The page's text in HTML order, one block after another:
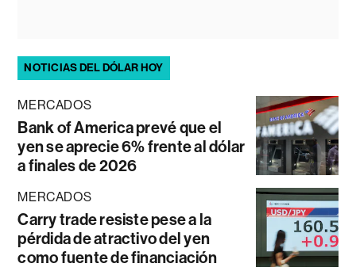
NOTICIAS DEL DÓLAR HOY
MERCADOS
Bank of America prevé que el
yen se aprecie 6% frente al dólar
a finales de 2026
MERCADOS
Carry trade resiste pese a la
pérdida de atractivo del yen
como fuente de financiación